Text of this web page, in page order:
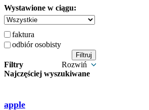
Wystawione w ciągu:
faktura
odbiór osobisty
Filtry
Rozwiń
Najczęściej wyszukiwane
apple